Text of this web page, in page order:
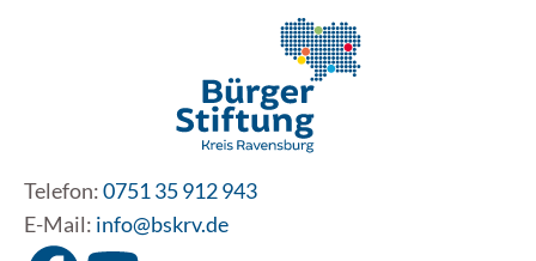
Telefon:0751 35 912 943
E-Mail: info@bskrv.de